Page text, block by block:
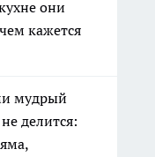
они
кажется
мудрый
делится: